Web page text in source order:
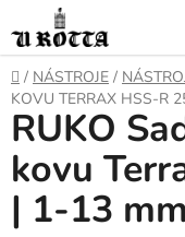
na
obsah
DOMŮ
/ NÁSTROJE /
KOVU TERRAX HSS-R
RUKO
kovu
| 1-13